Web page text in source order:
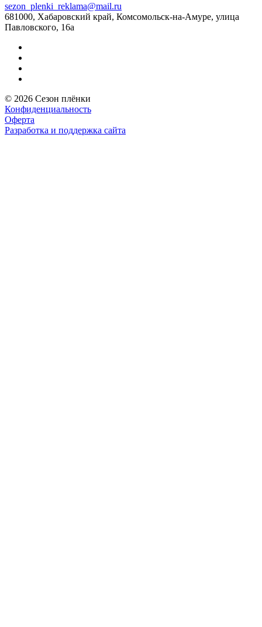
sezon_plenki_reklama@mail.ru
681000, Хабаровский край, Комсомольск-на-Амуре, улица
Павловского, 16а
© 2026 Сезон плёнки
Конфиденциальность
Оферта
Разработка и поддержка сайта